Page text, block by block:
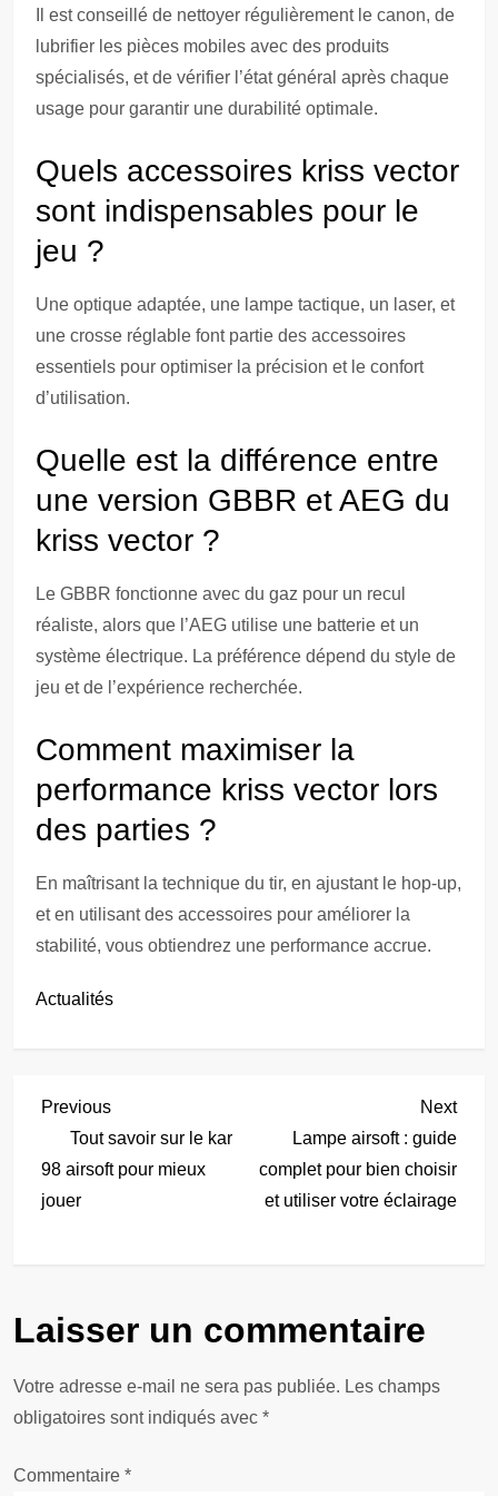
Il est conseillé de nettoyer régulièrement le canon, de
lubrifier les pièces mobiles avec des produits
spécialisés, et de vérifier l’état général après chaque
usage pour garantir une durabilité optimale.
Quels accessoires kriss vector
sont indispensables pour le
jeu ?
Une optique adaptée, une lampe tactique, un laser, et
une crosse réglable font partie des accessoires
essentiels pour optimiser la précision et le confort
d’utilisation.
Quelle est la différence entre
une version GBBR et AEG du
kriss vector ?
Le GBBR fonctionne avec du gaz pour un recul
réaliste, alors que l’AEG utilise une batterie et un
système électrique. La préférence dépend du style de
jeu et de l’expérience recherchée.
Comment maximiser la
performance kriss vector lors
des parties ?
En maîtrisant la technique du tir, en ajustant le hop-up,
et en utilisant des accessoires pour améliorer la
stabilité, vous obtiendrez une performance accrue.
Actualités
N
a
v
g
t
Previous
Post
Previous
Tout savoir sur le kar
98 airsoft pour mieux
jouer
Next
Post
Next
Lampe airsoft : guide
complet pour bien choisir
et utiliser votre éclairage
Laisser un commentaire
Votre adresse e-mail ne sera pas publiée. Les champs
obligatoires sont indiqués avec *
Commentaire *